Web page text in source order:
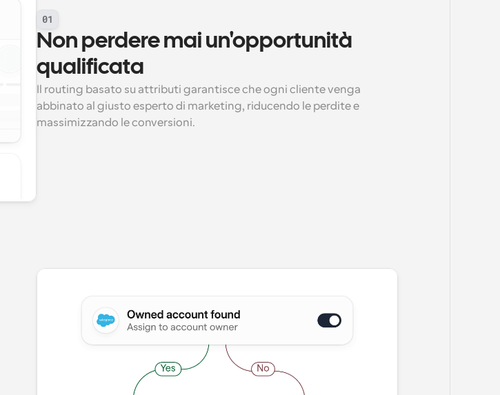
01
Non perdere mai un'opportunità
qualificata
Il routing basato su attributi garantisce che ogni cliente venga
abbinato al giusto esperto di marketing, riducendo le perdite e
massimizzando le conversioni.